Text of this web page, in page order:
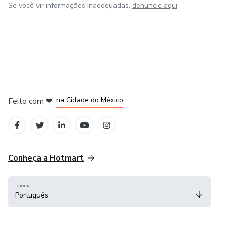
Se você vir informações inadequadas, denuncie aqui
Feito com ❤ na Cidade do México
Conheça a Hotmart
Idioma
Português